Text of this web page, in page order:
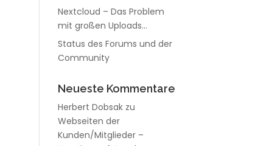
Nextcloud – Das Problem
mit großen Uploads…
Status des Forums und der
Community
Neueste Kommentare
Herbert Dobsak zu
Webseiten der
Kunden/Mitglieder –